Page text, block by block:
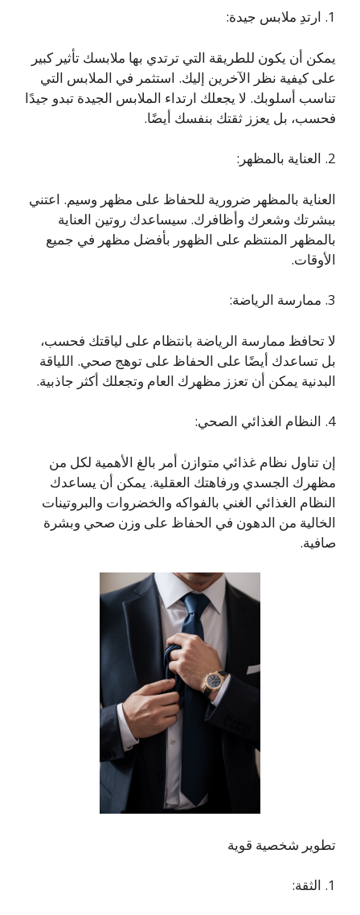
1. ارتدِ ملابس جيدة:
يمكن أن يكون للطريقة التي ترتدي بها ملابسك تأثير كبير
على كيفية نظر الآخرين إليك. استثمر في الملابس التي
تناسب أسلوبك. لا يجعلك ارتداء الملابس الجيدة تبدو جيدًا
فحسب، بل يعزز ثقتك بنفسك أيضًا.
2. العناية بالمظهر:
العناية بالمظهر ضرورية للحفاظ على مظهر وسيم. اعتني
ببشرتك وشعرك وأظافرك. سيساعدك روتين العناية
بالمظهر المنتظم على الظهور بأفضل مظهر في جميع
الأوقات.
3. ممارسة الرياضة:
لا تحافظ ممارسة الرياضة بانتظام على لياقتك فحسب،
بل تساعدك أيضًا على الحفاظ على توهج صحي. اللياقة
البدنية يمكن أن تعزز مظهرك العام وتجعلك أكثر جاذبية.
4. النظام الغذائي الصحي:
إن تناول نظام غذائي متوازن أمر بالغ الأهمية لكل من
مظهرك الجسدي ورفاهتك العقلية. يمكن أن يساعدك
النظام الغذائي الغني بالفواكه والخضروات والبروتينات
الخالية من الدهون في الحفاظ على وزن صحي وبشرة
صافية.
تطوير شخصية قوية
1. الثقة: